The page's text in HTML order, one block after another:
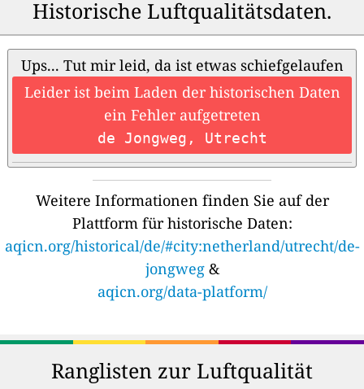
Historische Luftqualitätsdaten.
Ups... Tut mir leid, da ist etwas schiefgelaufen
Leider ist beim Laden der historischen Daten
ein Fehler aufgetreten
de Jongweg, Utrecht
Weitere Informationen finden Sie auf der
Plattform für historische Daten:
aqicn.org/historical/de/#city:netherland/utrecht/de-
jongweg&
aqicn.org/data-platform/
Ranglisten zur Luftqualität